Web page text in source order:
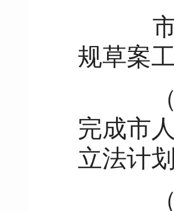
市
规草案
（
完成市
立法计划
（